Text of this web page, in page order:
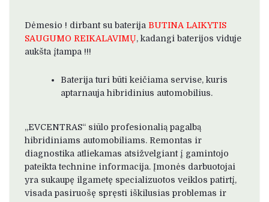
Dėmesio ! dirbant su baterija BUTINA LAIKYTIS
SAUGUMO REIKALAVIMŲ, kadangi baterijos viduje
aukšta įtampa !!!
Baterija turi būti keičiama servise, kuris
aptarnauja hibridinius automobilius.
„EVCENTRAS“ siūlo profesionalią pagalbą
hibridiniams automobiliams. Remontas ir
diagnostika atliekamas atsižvelgiant į gamintojo
pateikta technine informacija. Įmonės darbuotojai
yra sukaupę ilgametę specializuotos veiklos patirtį,
visada pasiruošę spręsti iškilusias problemas ir